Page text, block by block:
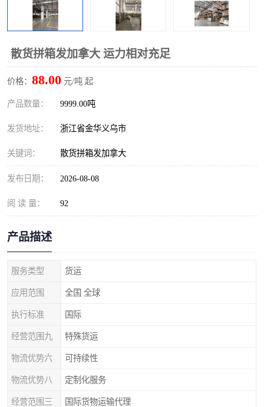
散货拼箱发加拿大 运力相对充足
价格： 88.00 元/吨 起
产品数量： 9999.00吨
发货地址： 浙江省金华义乌市
关键词： 散货拼箱发加拿大
发布日期： 2026-08-08
阅 读 量： 92
产品描述
服务类型 货运
应用范围 全国 全球
执行标准 国际
经营范围九 特殊货运
物流优势六 可持续性
物流优势八 定制化服务
经营范围三 国际货物运输代理